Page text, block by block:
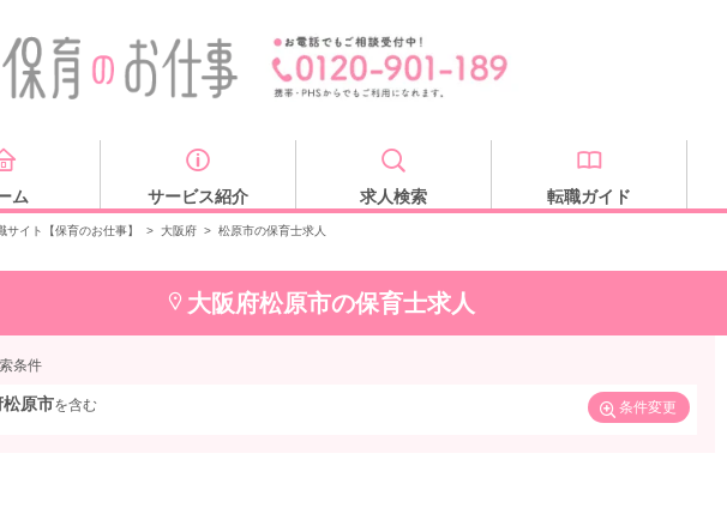
ム サービス紹介 求人検索 転職ガイド
サイト【保育のお仕事】 > 大阪府 > 松原市の保育士求人
大阪府松原市の保育士求人
条件
松原市を含む 条件変更